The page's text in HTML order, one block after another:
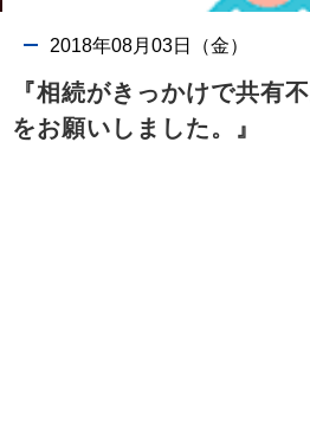
2018年08月03日（金）
『相続がきっかけで共有
をお願いしました。』